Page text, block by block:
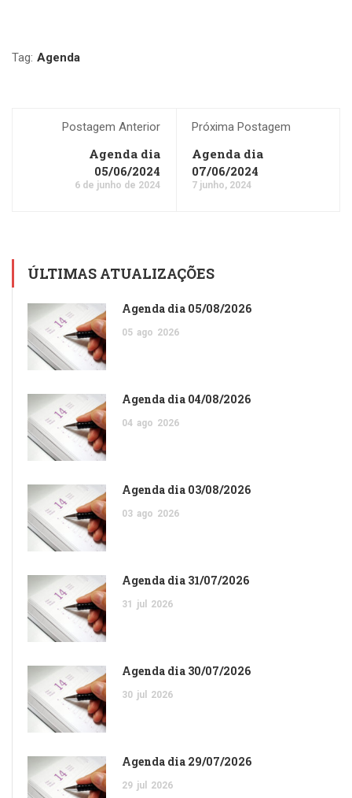
Tag: Agenda
Postagem Anterior
Agenda dia
05/06/2024
6 de junho de 2024
Próxima Postagem
Agenda dia
07/06/2024
7 junho, 2024
ÚLTIMAS ATUALIZAÇÕES
Agenda dia 05/08/2026
05 ago 2026
Agenda dia 04/08/2026
04 ago 2026
Agenda dia 03/08/2026
03 ago 2026
Agenda dia 31/07/2026
31 jul 2026
Agenda dia 30/07/2026
30 jul 2026
Agenda dia 29/07/2026
29 jul 2026